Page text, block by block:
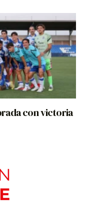
con victoria